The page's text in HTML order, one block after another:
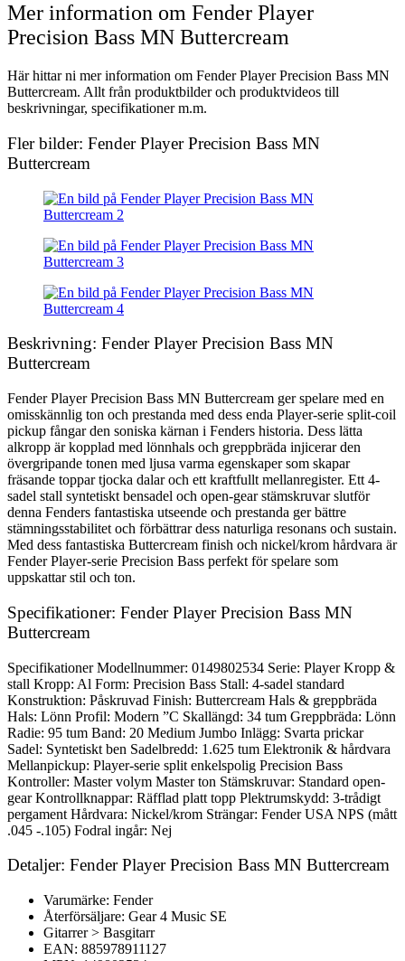
Mer information om Fender Player
Precision Bass MN Buttercream
Här hittar ni mer information om Fender Player Precision Bass MN
Buttercream. Allt från produktbilder och produktvideos till
beskrivningar, specifikationer m.m.
Fler bilder: Fender Player Precision Bass MN
Buttercream
Beskrivning: Fender Player Precision Bass MN
Buttercream
Fender Player Precision Bass MN Buttercream ger spelare med en
omisskännlig ton och prestanda med dess enda Player-serie split-coil
pickup fångar den soniska kärnan i Fenders historia. Dess lätta
alkropp är kopplad med lönnhals och greppbräda injicerar den
övergripande tonen med ljusa varma egenskaper som skapar
fräsande toppar tjocka dalar och ett kraftfullt mellanregister. Ett 4-
sadel stall syntetiskt bensadel och open-gear stämskruvar slutför
denna Fenders fantastiska utseende och prestanda ger bättre
stämningsstabilitet och förbättrar dess naturliga resonans och sustain.
Med dess fantastiska Buttercream finish och nickel/krom hårdvara är
Fender Player-serie Precision Bass perfekt för spelare som
uppskattar stil och ton.
Specifikationer: Fender Player Precision Bass MN
Buttercream
Specifikationer Modellnummer: 0149802534 Serie: Player Kropp &
stall Kropp: Al Form: Precision Bass Stall: 4-sadel standard
Konstruktion: Påskruvad Finish: Buttercream Hals & greppbräda
Hals: Lönn Profil: Modern ”C Skallängd: 34 tum Greppbräda: Lönn
Radie: 95 tum Band: 20 Medium Jumbo Inlägg: Svarta prickar
Sadel: Syntetiskt ben Sadelbredd: 1.625 tum Elektronik & hårdvara
Mellanpickup: Player-serie split enkelspolig Precision Bass
Kontroller: Master volym Master ton Stämskruvar: Standard open-
gear Kontrollknappar: Räfflad platt topp Plektrumskydd: 3-trådigt
pergament Hårdvara: Nickel/krom Strängar: Fender USA NPS (mått
.045 -.105) Fodral ingår: Nej
Detaljer: Fender Player Precision Bass MN Buttercream
Varumärke: Fender
Återförsäljare: Gear 4 Music SE
Gitarrer > Basgitarr
EAN: 885978911127